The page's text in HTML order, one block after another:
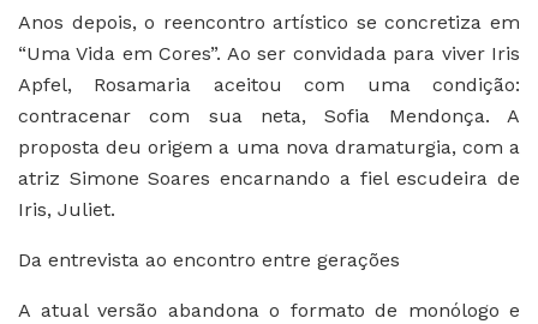
Anos depois, o reencontro artístico se concretiza em
“Uma Vida em Cores”. Ao ser convidada para viver Iris
Apfel, Rosamaria aceitou com uma condição:
contracenar com sua neta, Sofia Mendonça. A
proposta deu origem a uma nova dramaturgia, com a
atriz Simone Soares encarnando a fiel escudeira de
Iris, Juliet.
Da entrevista ao encontro entre gerações
A atual versão abandona o formato de monólogo e